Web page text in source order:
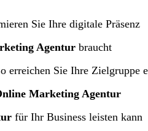
Sie Ihre digitale Präsenz
Agentur braucht
erreichen Sie Ihre Zielgruppe
Marketing Agentur
für Ihr Business leisten kann